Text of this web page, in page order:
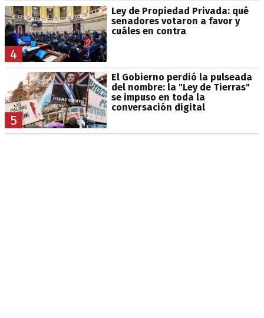
4
Ley de Propiedad Privada: qué
senadores votaron a favor y
cuáles en contra
5
El Gobierno perdió la pulseada
del nombre: la "Ley de Tierras"
se impuso en toda la
conversación digital